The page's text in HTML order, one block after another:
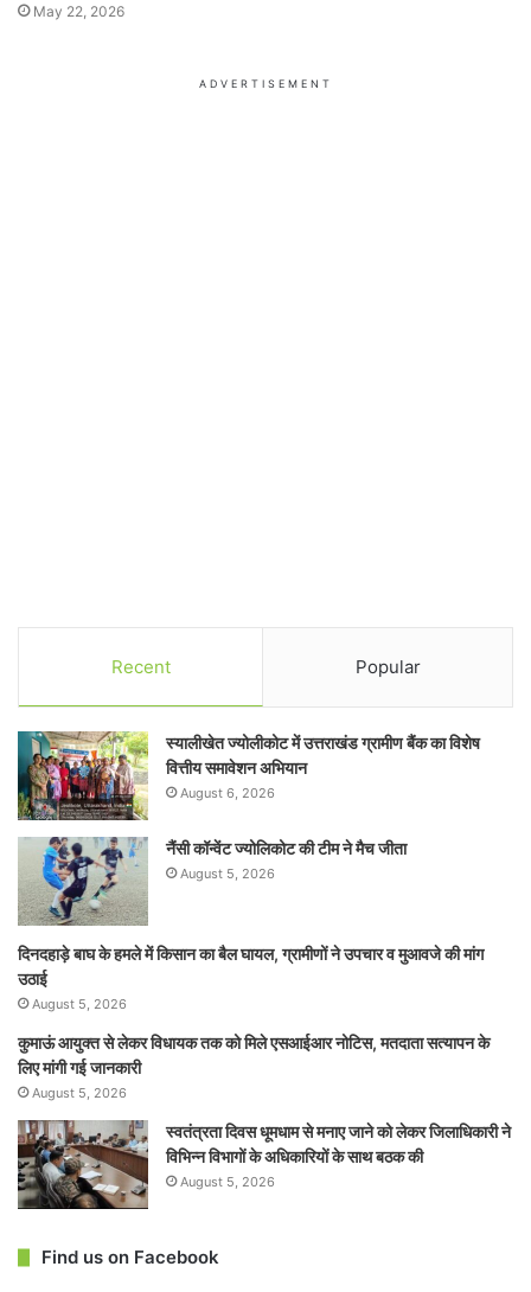
May 22, 2026
ADVERTISEMENT
Recent Popular
स्यालीखेत ज्योलीकोट में उत्तराखंड ग्रामीण बैंक का विशेष
वित्तीय समावेशन अभियान
August 6, 2026
नैंसी कॉन्वेंट ज्योलिकोट की टीम ने मैच जीता
August 5, 2026
दिनदहाड़े बाघ के हमले में किसान का बैल घायल, ग्रामीणों ने उपचार व मुआवजे की मांग
उठाई
August 5, 2026
कुमाऊं आयुक्त से लेकर विधायक तक को मिले एसआईआर नोटिस, मतदाता सत्यापन के
लिए मांगी गई जानकारी
August 5, 2026
स्वतंत्रता दिवस धूमधाम से मनाए जाने को लेकर जिलाधिकारी ने
विभिन्न विभागों के अधिकारियों के साथ बठक की
August 5, 2026
Find us on Facebook